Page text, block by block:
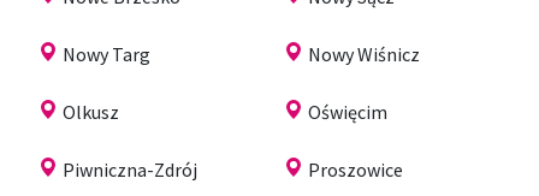
Nowy Targ Nowy Wiśnicz
Olkusz Oświęcim
Piwniczna-Zdrój Proszowice